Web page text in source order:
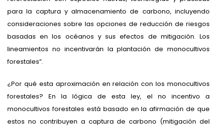
para la captura y almacenamiento de carbono, incluyendo
consideraciones sobre las opciones de reducción de riesgos
basadas en los océanos y sus efectos de mitigación. Los
lineamientos no incentivarán la plantación de monocultivos
forestales”.
¿Por qué esta aproximación en relación con los monocultivos
forestales? En la lógica de esta ley, el no incentivo a
monocultivos forestales está basado en la afirmación de que
estos no contribuyen a captura de carbono (mitigación del